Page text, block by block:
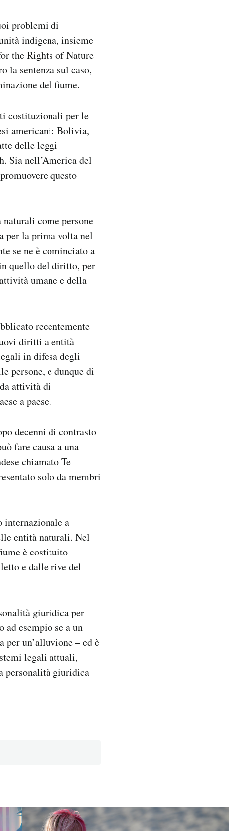
problemi di
indigena, insieme
the Rights of Nature
la sentenza sul caso,
del fiume.
costituzionali per le
americani: Bolivia,
delle leggi
Sia nell’America del
questo
come persone
per la prima volta nel
se ne è cominciato a
quello del diritto, per
umane e della
recentemente
diritti a entità
in difesa degli
persone, e dunque di
attività di
a paese.
decenni di contrasto
fare causa a una
chiamato Te
solo da membri
internazionale a
entità naturali. Nel
è costituito
e dalle rive del
giuridica per
esempio se a un
per un’alluvione – ed è
legali attuali,
personalità giuridica